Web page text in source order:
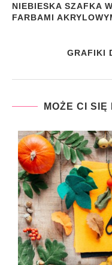
NIEBIESKA SZAFKA
FARBAMI
GRAFIKI
MOŻE CI SIĘ